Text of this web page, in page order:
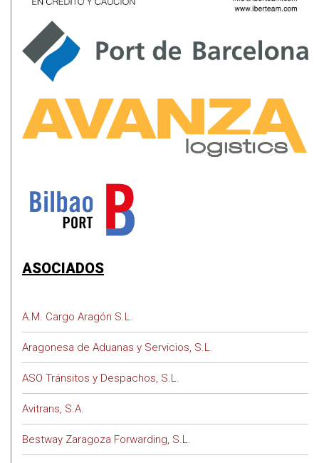
ASOCIADOS
A.M. Cargo Aragón S.L.
Aragonesa de Aduanas y Servicios, S.L.
ASO Tránsitos y Despachos, S.L.
Avitrans, S.A.
Bestway Zaragoza Forwarding, S.L.